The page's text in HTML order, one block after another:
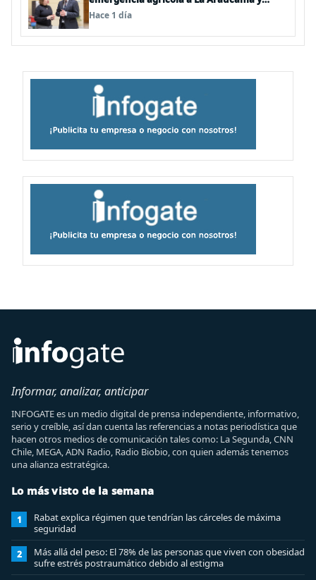
piden agilizar ayudas económicas a
familias
Hace 1 día
Informar, analizar, anticipar
INFOGATE es un medio digital de prensa independiente, informativo,
serio y creíble, así dan cuenta las referencias a notas periodística que
hacen otros medios de comunicación tales como: La Segunda, CNN
Chile, MEGA, ADN Radio, Radio Biobio, con quien además tenemos
una alianza estratégica.
Lo más visto de la semana
1
Rabat explica régimen que tendrían las cárceles de máxima
seguridad
2
Más allá del peso: El 78% de las personas que viven con obesidad
sufre estrés postraumático debido al estigma